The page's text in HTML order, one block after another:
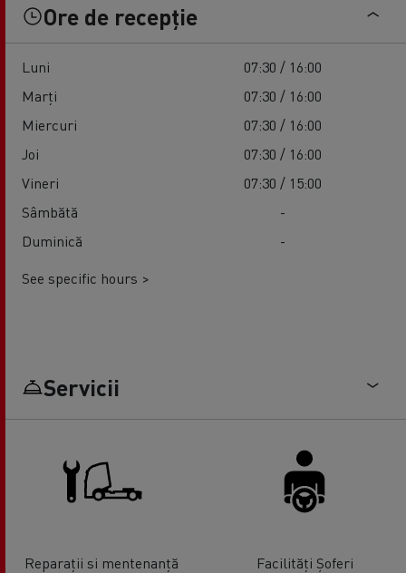
Ore de recepție
Luni
07:30 / 16:00
Marți
07:30 / 16:00
Miercuri
07:30 / 16:00
Joi
07:30 / 16:00
Vineri
07:30 / 15:00
Sâmbătă
-
Duminică
-
See specific hours >
Servicii
Reparații si mentenanță
Facilități Șoferi